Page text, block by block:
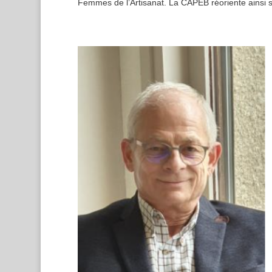
Femmes de l’Artisanat. La CAPEB réoriente ainsi